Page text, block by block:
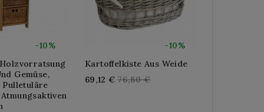
-10%
Gemüse,
Pulletuläre
-10%
Kartoffelkiste Aus Weide
69,12 € Regular
76,80 €